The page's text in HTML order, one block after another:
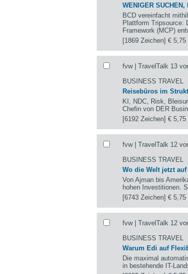
WENIGER SUCHEN,
BCD vereinfacht
Plattform Tripsource:
Framework (MCP)
[1869 Zeichen]€ 5,75
fvw | TravelTalk 13
BUSINESS TRAVEL
Reisebüros im
KI, NDC, Risk,
Chefin von DER
[6192 Zeichen]€ 5,75
fvw | TravelTalk 12
BUSINESS TRAVEL
Wo die Welt jetzt
Von Ajman bis
hohen Investitionen.
[6743 Zeichen]€ 5,75
fvw | TravelTalk 12
BUSINESS TRAVEL
Warum Edi auf
Die maximal
in bestehende IT-